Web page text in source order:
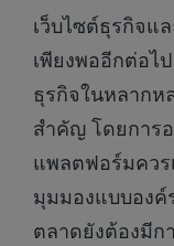
เว็บไซต์ธุรกิจแ
เพียงพออีกต่อไ
ธุรกิจในหลาก
สำคัญ โดยการ
แพลตฟอร์มควร
มุมมองแบบองค์
ตลาดยังต้องมีก